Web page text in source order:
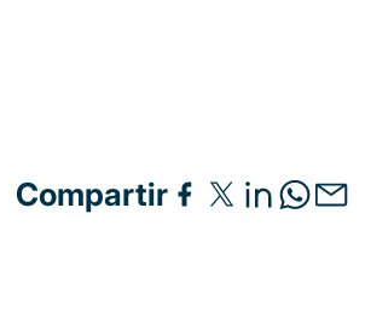
Compartir